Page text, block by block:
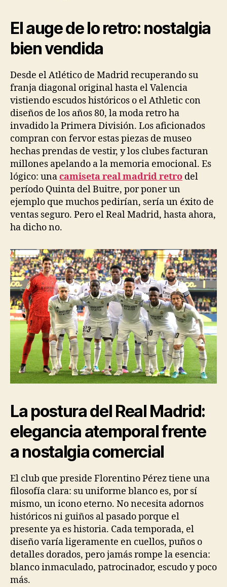
El auge de lo retro: nostalgia
bien vendida
Desde el Atlético de Madrid recuperando su
franja diagonal original hasta el Valencia
vistiendo escudos históricos o el Athletic con
diseños de los años 80, la moda retro ha
invadido la Primera División. Los aficionados
compran con fervor estas piezas de museo
hechas prendas de vestir, y los clubes facturan
millones apelando a la memoria emocional. Es
lógico: unacamiseta real madrid retro del
período Quinta del Buitre, por poner un
ejemplo que muchos pedirían, sería un éxito de
ventas seguro. Pero el Real Madrid, hasta ahora,
ha dicho no.
La postura del Real Madrid:
elegancia atemporal frente
a nostalgia comercial
El club que preside Florentino Pérez tiene una
filosofía clara: su uniforme blanco es, por sí
mismo, un icono eterno. No necesita adornos
históricos ni guiños al pasado porque el
presente ya es historia. Cada temporada, el
diseño varía ligeramente en cuellos, puños o
detalles dorados, pero jamás rompe la esencia:
blanco inmaculado, patrocinador, escudo y poco
más.